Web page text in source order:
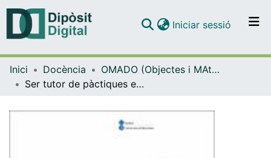
Navega per tot el DD
Iniciar sessió (current)
Inici Docència
OMADO (Objectes i MAterials DOcents)
Ser tutor de pàctiques externes